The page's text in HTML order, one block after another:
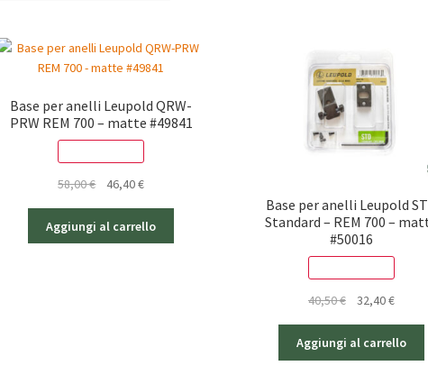
Base per anelli Leupold QRW-
PRW REM 700 – matte #49841
58,00€
originale
era:
46,40€Il
attuale
è:
Aggiungi al carrello
Base per anelli Leupold
Standard – REM 700 –
#50016
40,50€
originale
era:
32,40€Il
attuale
è:
Aggiungi al carrello